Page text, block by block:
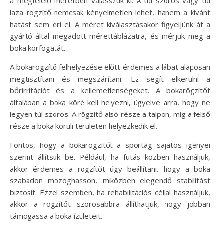
laza rögzítő nemcsak kényelmetlen lehet, hanem a kívánt
hatást sem éri el. A méret kiválasztásakor figyeljünk át a
gyártó által megadott mérettáblázatra, és mérjük meg a
boka körfogatát.
A bokarögzítő felhelyezése előtt érdemes a lábat alaposan
megtisztítani és megszárítani. Ez segít elkerülni a
bőrirritációt és a kellemetlenségeket. A bokarögzítőt
általában a boka köré kell helyezni, ügyelve arra, hogy ne
legyen túl szoros. A rögzítő alsó része a talpon, míg a felső
része a boka körüli területen helyezkedik el.
Fontos, hogy a bokarögzítőt a sportág sajátos igényei
szerint állítsuk be. Például, ha futás közben használjuk,
akkor érdemes a rögzítőt úgy beállítani, hogy a boka
szabadon mozoghasson, miközben elegendő stabilitást
biztosít. Ezzel szemben, ha rehabilitációs céllal használjuk,
akkor a rögzítőt szorosabbra állíthatjuk, hogy jobban
támogassa a boka ízületeit.